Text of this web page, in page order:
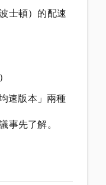
士頓）的配速
速版本」兩種
事先了解。